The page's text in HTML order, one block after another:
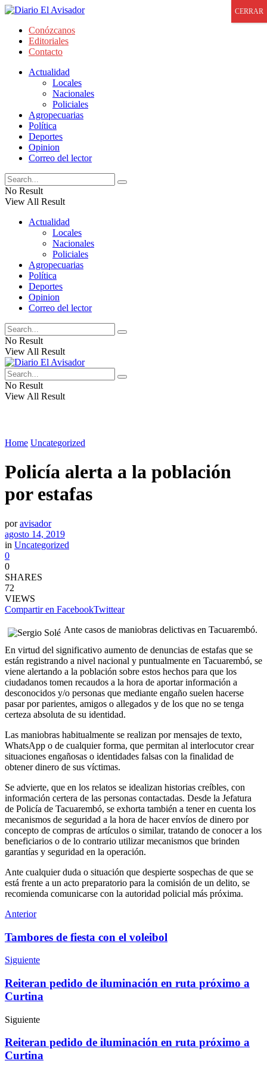
Conózcanos
Editoriales
Contacto
Actualidad
Locales
Nacionales
Policiales
Agropecuarias
Política
Deportes
Opinion
Correo del lector
No Result
View All Result
Actualidad
Locales
Nacionales
Policiales
Agropecuarias
Política
Deportes
Opinion
Correo del lector
No Result
View All Result
No Result
View All Result
Home Uncategorized
Policía alerta a la población
por estafas
por avisador
agosto 14, 2019
in Uncategorized
0
0
SHARES
72
VIEWS
Compartir en FacebookTwittear
Ante casos de maniobras delictivas en Tacuarembó.
En virtud del significativo aumento de denuncias de estafas que se
están registrando a nivel nacional y puntualmente en Tacuarembó, se
viene alertando a la población sobre estos hechos para que los
ciudadanos tomen recaudos a la hora de aportar información a
desconocidos y/o personas que mediante engaño suelen hacerse
pasar por parientes, amigos o allegados y de los que no se tenga
certeza absoluta de su identidad.
Las maniobras habitualmente se realizan por mensajes de texto,
WhatsApp o de cualquier forma, que permitan al interlocutor crear
situaciones engañosas o identidades falsas con la finalidad de
obtener dinero de sus víctimas.
Se advierte, que en los relatos se idealizan historias creíbles, con
información certera de las personas contactadas. Desde la Jefatura
de Policía de Tacuarembó, se exhorta también a tener en cuenta los
mecanismos de seguridad a la hora de hacer envíos de dinero por
concepto de compras de artículos o similar, tratando de conocer a los
beneficiarios o de lo contrario utilizar mecanismos que brinden
garantías y seguridad en la operación.
Ante cualquier duda o situación que despierte sospechas de que se
está frente a un acto preparatorio para la comisión de un delito, se
recomienda comunicarse con la autoridad policial más próxima.
Anterior
Tambores de fiesta con el voleibol
Siguiente
Reiteran pedido de iluminación en ruta próximo a
Curtina
Siguiente
Reiteran pedido de iluminación en ruta próximo a
Curtina
CERRAR